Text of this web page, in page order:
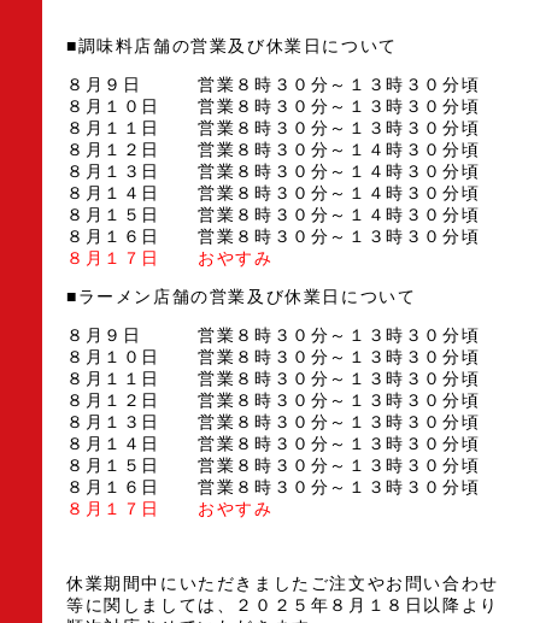
■調味料店舗の営業及び休業日について
８月９日 営業８時３０分～１３時３０分頃
８月１０日 営業８時３０分～１３時３０分頃
８月１１日 営業８時３０分～１３時３０分頃
８月１２日 営業８時３０分～１４時３０分頃
８月１３日 営業８時３０分～１４時３０分頃
８月１４日 営業８時３０分～１４時３０分頃
８月１５日 営業８時３０分～１４時３０分頃
８月１６日 営業８時３０分～１３時３０分頃
８月１７日 おやすみ
■ラーメン店舗の営業及び休業日について
８月９日 営業８時３０分～１３時３０分頃
８月１０日 営業８時３０分～１３時３０分頃
８月１１日 営業８時３０分～１３時３０分頃
８月１２日 営業８時３０分～１３時３０分頃
８月１３日 営業８時３０分～１３時３０分頃
８月１４日 営業８時３０分～１３時３０分頃
８月１５日 営業８時３０分～１３時３０分頃
８月１６日 営業８時３０分～１３時３０分頃
８月１７日 おやすみ
休業期間中にいただきましたご注文やお問い合わせ
等に関しましては、２０２５年８月１８日以降より